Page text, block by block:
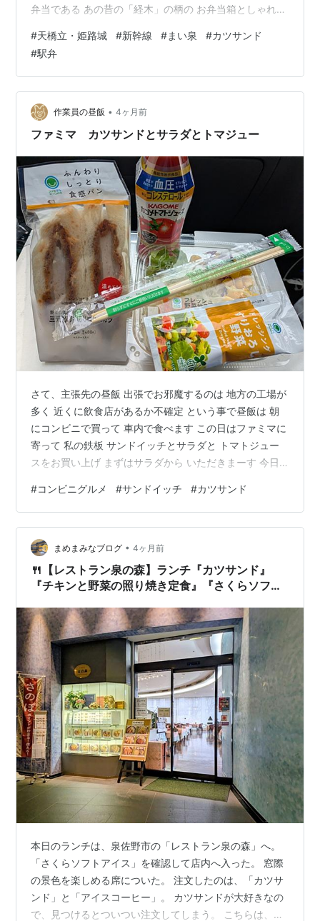
弁当である あの昔の「経木」の柄の お弁当箱としゃれて
お稲荷さん カツサンドのカツが しっかりして美味しい寿
司もいい 量的には少ないけど コレで十分正解であった
１０分程度で平らげた ワイフはまだ食べないようだ 少し
後に食べたワイフも 美味しくて 間違いなかったでしょと
喜んでいた 天気もいいし すっかり旅気分だ 新幹線は順
調に…
#天橋立・姫路城 #新幹線 #まい泉 #カツサンド
#駅弁
作業員の昼飯 • 4ヶ月前
ファミマ カツサンドとサラダとトマジュー
さて、主張先の昼飯 出張でお邪魔するのは 地方の工場が
多く 近くに飲食店があるか不確定 という事で昼飯は 朝
にコンビニで買って 車内で食べます この日はファミマに
寄って 私の鉄板 サンドイッチとサラダと トマトジュー
スをお買い上げ まずはサラダから いただきまーす 今日
コレ やっぱカツサンドには 甘めなソースが合う(^^) うん
旨いっす！ ちなみに私 醤油も甘いのが好きで 普段は九
州の醤油を使ってます ごちそうさまでした にほんブログ
村
#コンビニグルメ #サンドイッチ #カツサンド
まめまみなブログ • 4ヶ月前
🍴【レストラン泉の森】ランチ『カツサンド』
『チキンと野菜の照り焼き定食』『さくらソフト
本日のランチは、泉佐野市の「レストラン泉の森」へ。
「さくらソフトアイス」を確認して店内へ入った。 窓際
の景色を楽しめる席についた。 注文したのは、「カツサ
ンド」と「アイスコーヒー」。 カツサンドが大好きなの
で、見つけるとついつい注文してしまう。 こちらは、